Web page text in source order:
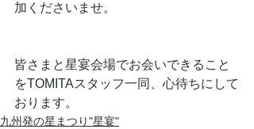
加くださいませ。
皆さまと星宴会場でお会いできること
をTOMITAスタッフ一同、心待ちにして
おります。
九州発の星まつり"星宴"